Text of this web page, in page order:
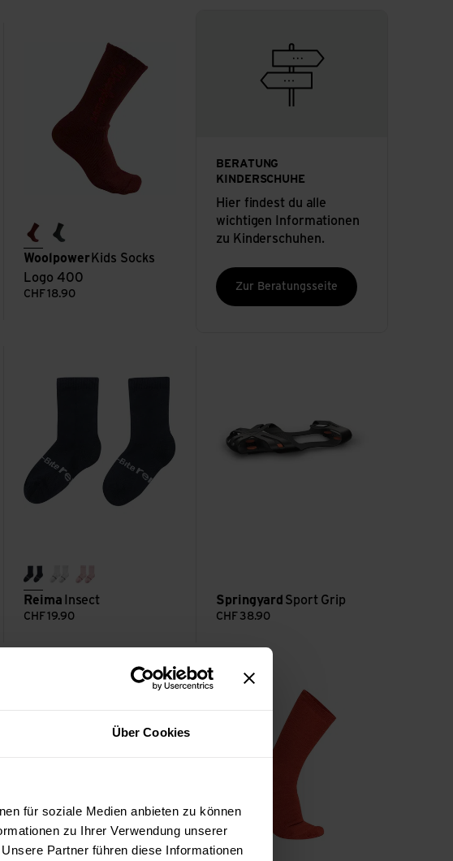
Über Cookies
für soziale Medien anbieten zu können
zu Ihrer Verwendung unserer
Partner führen diese Informationen
rust redforest green
Woolpower Kids Socks
Logo 400
CHF18.90
BERATUNG
KINDERSCHUHE
Hier findest du alle
wichtigen Informationen
zu Kinderschuhen.
Zur Beratungsseite
navy whitepale rose
Reima Insect
CHF 19.90
Springyard Sport Grip
CHF 38.90
Nikwax Stoff & Leder ansehen Kids Socks Liner Classic ansehen